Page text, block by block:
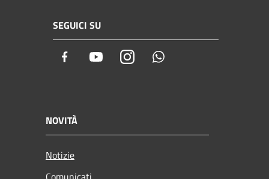
SEGUICI SU
Facebook YoutubeInstagram
NOVITÀ
Notizie